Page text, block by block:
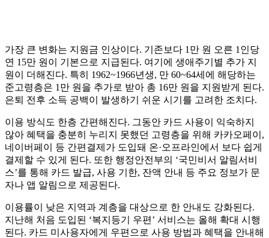
가장 큰 변화는 지원금 인상이다. 기존보다 1만 원 오른 1인당
연 15만 원이 기본으로 지급된다. 여기에 생애주기별 추가 지
원이 더해진다. 특히 1962~1966년생, 만 60~64세에 해당하는
준고령층은 1만 원을 추가로 받아 총 16만 원을 지원받게 된다.
은퇴 전후 소득 공백이 발생하기 쉬운 시기를 고려한 조치다.
이용 방식도 한층 간편해진다. 그동안 카드 사용이 익숙하지
않아 혜택을 충분히 누리지 못했던 고령층을 위해 카카오페이,
네이버페이 등 간편결제가 도입돼 온·오프라인에서 보다 쉽게
결제할 수 있게 된다. 또한 행정안전부의 ‘국민비서 알림서비
스’를 통해 카드 발급, 사용 기한, 잔액 안내 등 주요 정보가 문
자나 앱 알림으로 제공된다.
이용률이 낮은 지역과 계층을 대상으로 한 안내도 강화된다.
지난해 처음 도입된 ‘복지등기 우편’ 서비스는 올해 확대 시행
된다. 카드 미사용자에게 우편으로 사용 방법과 혜택을 안내해